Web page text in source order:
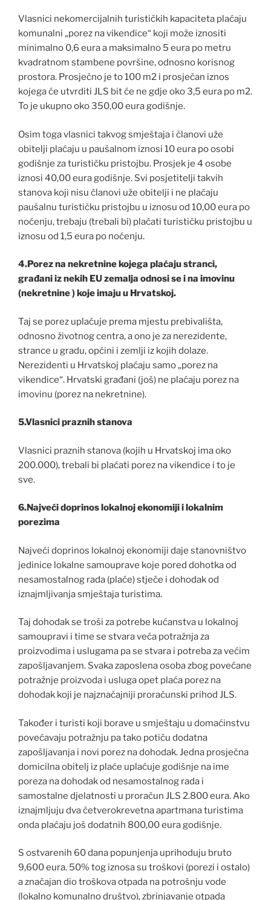
Vlasnici nekomercijalnih turističkih kapaciteta plaćaju
komunalni „porez na vikendice“ koji može iznositi
minimalno 0,6 eura a maksimalno 5 eura po metru
kvadratnom stambene površine, odnosno korisnog
prostora. Prosječno je to 100 m2 i prosječan iznos
kojega će utvrditi JLS bit će ne gdje oko 3,5 eura po m2.
To je ukupno oko 350,00 eura godišnje.
Osim toga vlasnici takvog smještaja i članovi uže
obitelji plaćaju u paušalnom iznosi 10 eura po osobi
godišnje za turističku pristojbu. Prosjek je 4 osobe
iznosi 40,00 eura godišnje. Svi posjetitelji takvih
stanova koji nisu članovi uže obitelji i ne plaćaju
paušalnu turističku pristojbu u iznosu od 10,00 eura po
noćenju, trebaju (trebali bi) plaćati turističku pristojbu u
iznosu od 1,5 eura po noćenju.
4.Porez na nekretnine kojega plaćaju stranci,
građani iz nekih EU zemalja odnosi se i na imovinu
(nekretnine ) koje imaju u Hrvatskoj.
Taj se porez uplaćuje prema mjestu prebivališta,
odnosno životnog centra, a ono je za nerezidente,
strance u gradu, općini i zemlji iz kojih dolaze.
Nerezidenti u Hrvatskoj plaćaju samo „porez na
vikendice“. Hrvatski građani (još) ne plaćaju porez na
imovinu (porez na nekretnine).
5.Vlasnici praznih stanova
Vlasnici praznih stanova (kojih u Hrvatskoj ima oko
200.000), trebali bi plaćati porez na vikendice i to je
sve.
6.Najveći doprinos lokalnoj ekonomiji i lokalnim
porezima
Najveći doprinos lokalnoj ekonomiji daje stanovništvo
jedinice lokalne samouprave koje pored dohotka od
nesamostalnog rada (plaće) stječe i dohodak od
iznajmljivanja smještaja turistima.
Taj dohodak se troši za potrebe kućanstva u lokalnoj
samoupravi i time se stvara veća potražnja za
proizvodima i uslugama pa se stvara i potreba za većim
zapošljavanjem. Svaka zaposlena osoba zbog povećane
potražnje proizvoda i usluga opet plaća porez na
dohodak koji je najznačajniji proračunski prihod JLS.
Također i turisti koji borave u smještaju u domaćinstvu
povećavaju potražnju pa tako potiču dodatna
zapošljavanja i novi porez na dohodak. Jedna prosječna
domicilna obitelj iz plaće uplaćuje godišnje na ime
poreza na dohodak od nesamostalnog rada i
samostalne djelatnosti u proračun JLS 2.800 eura. Ako
iznajmljuju dva četverokrevetna apartmana turistima
onda plaćaju još dodatnih 800,00 eura godišnje.
S ostvarenih 60 dana popunjenja uprihoduju bruto
9,600 eura. 50% tog iznosa su troškovi (porezi i ostalo)
a značajan dio troškova otpada na potrošnju vode
(lokalno komunalno društvo), zbrinjavanje otpada